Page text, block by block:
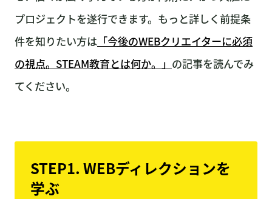
プロジェクトを遂行できます。もっと詳しく前提条
件を知りたい方は 「今後のWEBクリエイターに必須
の視点。STEAM教育とは何か。」 の記事を読んでみ
てください。
STEP1. WEBディレクションを
学ぶ